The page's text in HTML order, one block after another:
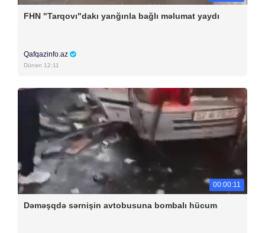
FHN "Tarqovı"dakı yanğınla bağlı məlumat yaydı
Qafqazinfo.az
Dünən 12:11
00:00:11
Dəməşqdə sərnişin avtobusuna bombalı hücum